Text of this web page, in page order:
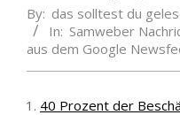
By: das solltest du
In: Samweber
aus dem Google
40 Prozent der